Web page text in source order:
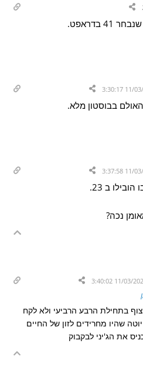
בדראפט.
בבוסטון מלא.
ב 23.
נכה?
11 נקודות רצוף בתחילת הרבע הרביעי ולא לקח
שהיו מחרידים לזון של החיים
את הג'יני לבקבוק